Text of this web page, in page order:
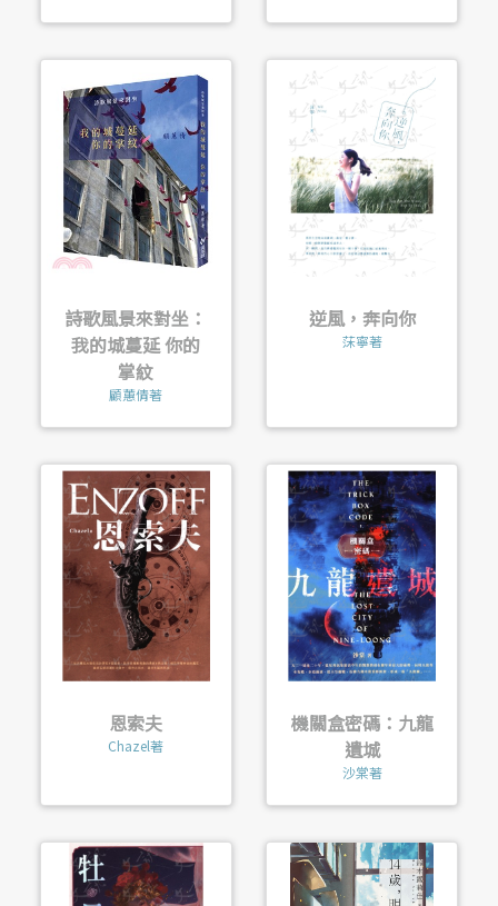
詩歌風景來對坐：
我的城蔓延 你的
掌紋
顧蕙倩著
逆風，奔向你
莯寧著
恩索夫
Chazel著
機關盒密碼：九龍
遺城
沙棠著